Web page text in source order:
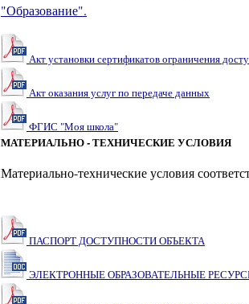
"Образование".
Акт установки сертификатов ограничения
Акт оказания услуг по передаче данных
ФГИС "Моя школа"
МАТЕРИАЛЬНО - ТЕХНИЧЕСКИЕ УСЛОВИЯ
Материально-технические условия
ПАСПОРТ ДОСТУПНОСТИ ОБЪЕКТА
ЭЛЕКТРОННЫЕ ОБРАЗОВАТЕЛЬНЫЕ